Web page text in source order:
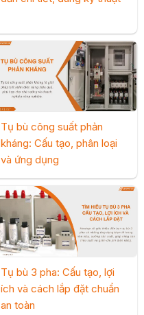
Tụ bù công suất phản
kháng: Cấu tạo, phân loại
và ứng dụng
Tụ bù 3 pha: Cấu tạo, lợi
ích và cách lắp đặt chuẩn
an toàn